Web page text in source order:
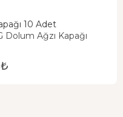
10 Adet
Dolum Ağzı Kapağı